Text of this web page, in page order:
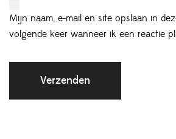
Mijn naam, e-mail en site opslaan in
volgende keer wanneer ik een reactie